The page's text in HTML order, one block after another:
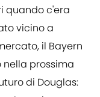
quando c'era
vicino a
il Bayern
prossima
di Douglas: